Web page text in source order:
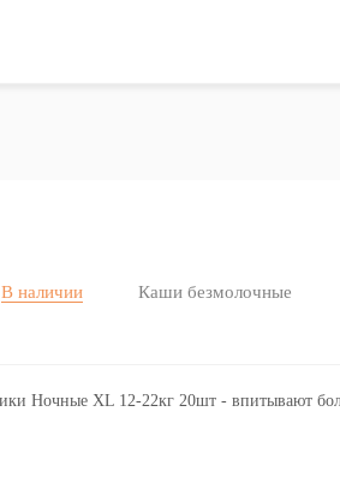
В наличии Каши безмолочные